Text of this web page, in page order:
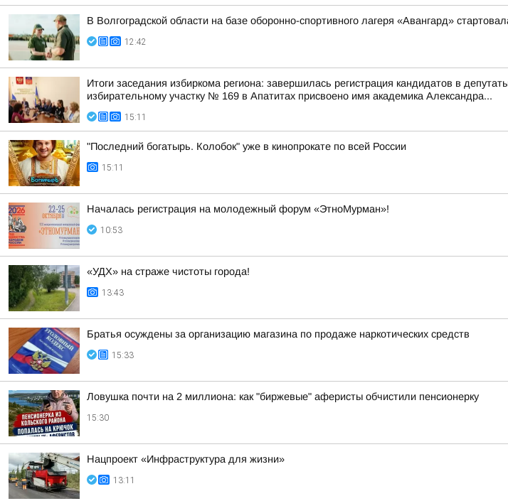
В Волгоградской области на базе оборонно-спортивного лагеря «Авангард»
12:42
Итоги заседания избиркома региона: завершилась регистрация кандидатов в
избирательному участку № 169 в Апатитах присвоено имя академика Александра...
15:11
"Последний богатырь. Колобок" уже в кинопрокате по всей России
15:11
Началась регистрация на молодежный форум «ЭтноМурман»!
10:53
«УДХ» на страже чистоты города!
13:43
Братья осуждены за организацию магазина по продаже наркотических средств
15:33
Ловушка почти на 2 миллиона: как "биржевые" аферисты обчистили пенсионерку
15:30
Нацпроект «Инфраструктура для жизни»
13:11